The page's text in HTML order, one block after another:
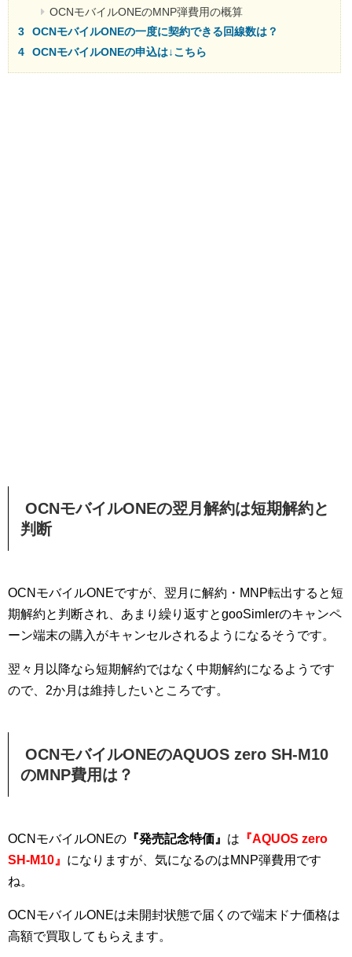
OCNモバイルONEのMNP弾費用の概算
OCNモバイルONEの一度に契約できる回線数は？
OCNモバイルONEの申込は↓こちら
OCNモバイルONEの翌月解約は短期解約と
判断
OCNモバイルONEですが、翌月に解約・MNP転出すると短
期解約と判断され、あまり繰り返すとgooSimlerのキャンペ
ーン端末の購入がキャンセルされるようになるそうです。
翌々月以降なら短期解約ではなく中期解約になるようです
ので、2か月は維持したいところです。
OCNモバイルONEのAQUOS zero SH-M10
のMNP費用は？
OCNモバイルONEの 『発売記念特価』 は 『AQUOS zero
SH-M10』 になりますが、気になるのはMNP弾費用です
ね。
OCNモバイルONEは未開封状態で届くので端末ドナ価格は
高額で買取してもらえます。